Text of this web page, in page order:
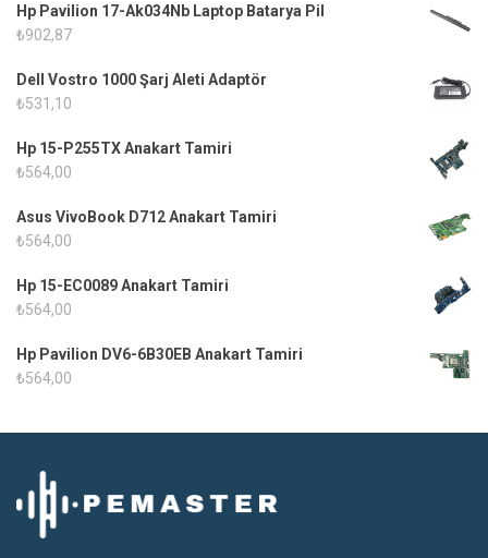
Hp Pavilion 17-Ak034Nb Laptop Batarya Pil
₺902,87
Dell Vostro 1000 Şarj Aleti Adaptör
₺531,10
Hp 15-P255TX Anakart Tamiri
₺564,00
Asus VivoBook D712 Anakart Tamiri
₺564,00
Hp 15-EC0089 Anakart Tamiri
₺564,00
Hp Pavilion DV6-6B30EB Anakart Tamiri
₺564,00